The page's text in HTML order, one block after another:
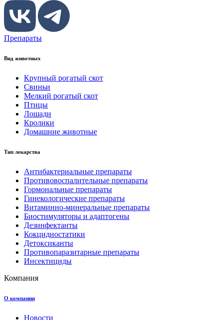
Препараты
Вид животных
Крупный рогатый скот
Свиньи
Мелкий рогатый скот
Птицы
Лошади
Кролики
Домашние животные
Тип лекарства
Антибактериальные препараты
Противовоспалительные препараты
Гормональные препараты
Гинекологические препараты
Витаминно-минеральные препараты
Биостимуляторы и адаптогены
Дезинфектанты
Кокцидиостатики
Детоксиканты
Противопаразитарные препараты
Инсектициды
Компания
О компании
Новости